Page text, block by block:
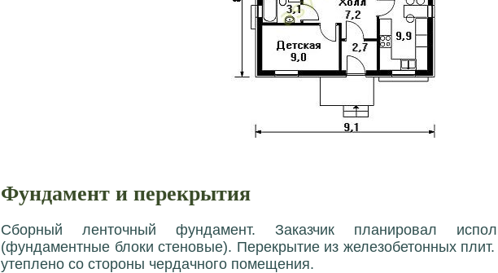
Фундамент и перекрытия
Сборный ленточный фундамент. Заказчик планировал
(фундаментные блоки стеновые). Перекрытие из железобетонных
утеплено со стороны чердачного помещения.